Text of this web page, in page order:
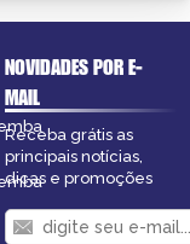
NOVIDADES POR E-
MAIL
Receba grátis as
principais notícias,
dicas e promoções